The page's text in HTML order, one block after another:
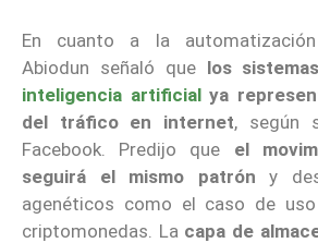
En cuanto a la
Abiodun señaló que los
inteligencia artificialya
del tráfico en internet, según
Facebook. Predijo que el
seguirá el mismo patrón y
agenéticos como el caso de
criptomonedas. La capa de